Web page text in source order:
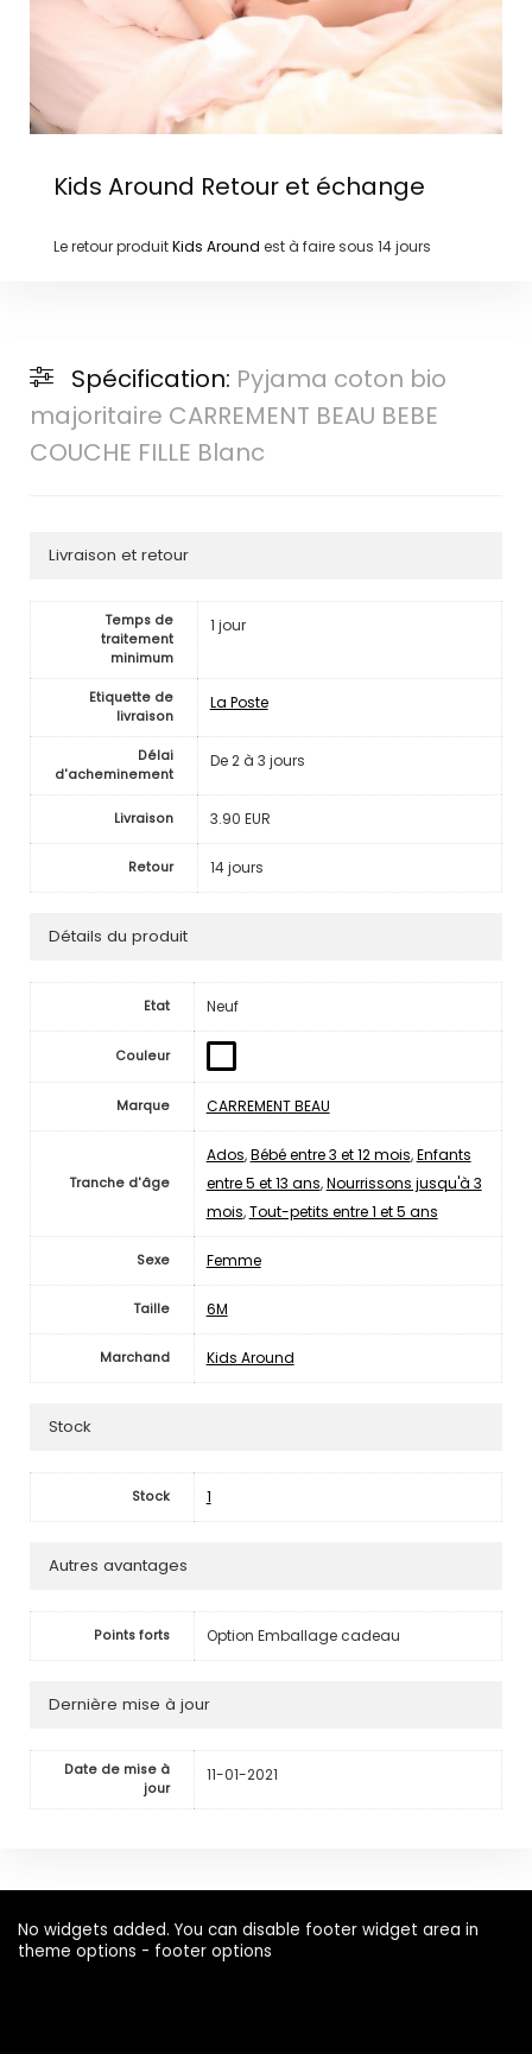
Kids Around Retour et échange
Le retour produitKids Around est à faire sous 14 jours
Spécification: Pyjama coton bio
majoritaire CARREMENT BEAU BEBE
COUCHE FILLE Blanc
Livraison et retour
Temps de
traitement
minimum
1 jour
Etiquette de
livraison
La Poste
Délai
d'acheminement
De 2 à 3 jours
Livraison 3.90 EUR
Retour 14 jours
Détails du produit
Etat Neuf
Couleur
Marque CARREMENT BEAU
Tranche d'âge
Ados,Bébé entre 3 et 12 mois,Enfants
entre 5 et 13 ans,Nourrissons jusqu'à 3
mois,Tout-petits entre 1 et 5 ans
Sexe Femme
Taille 6M
Marchand Kids Around
Stock
Stock 1
Autres avantages
Points forts Option Emballage cadeau
Dernière mise à jour
Date de mise à
jour
11-01-2021
No widgets added. You can disable footer widget area in
theme options - footer options